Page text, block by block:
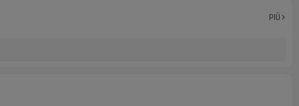
con accessori di montaggio
TUV, UL, CE, RoSH, GB
PIÙ